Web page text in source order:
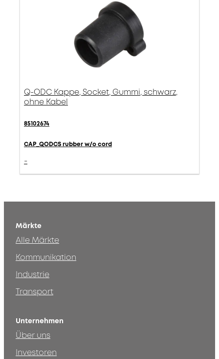
Q-ODC Kappe, Socket, Gummi, schwarz,
ohne Kabel
85102674
CAP_QODCS rubber w/o cord
-
Märkte
Alle Märkte
Kommunikation
Industrie
Transport
Unternehmen
Über uns
Investoren